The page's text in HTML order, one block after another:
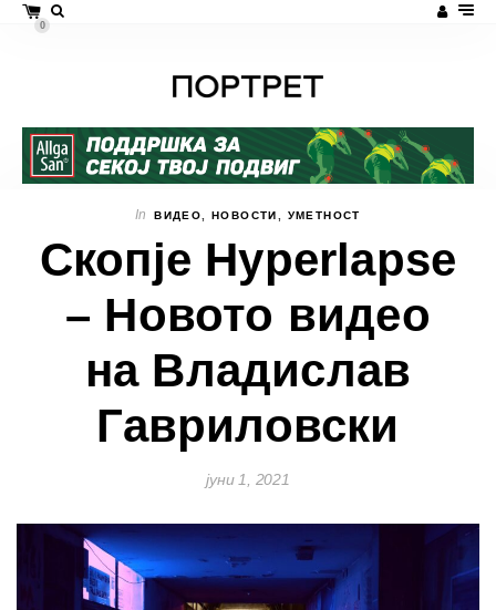
0
In ВИДЕО НОВОСТИ УМЕТНОСТ
Скопје Hyperlapse
– Новото видео
на Владислав
Гавриловски
јуни 1, 2021